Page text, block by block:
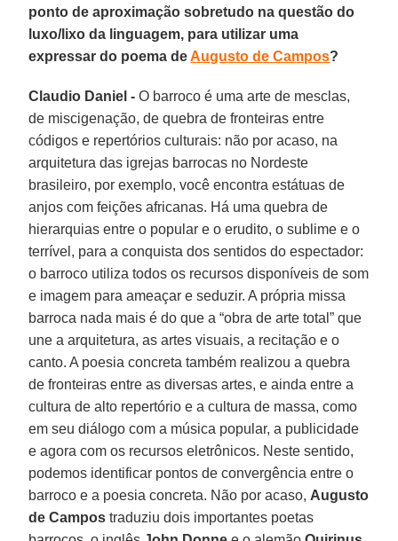
ponto de aproximação sobretudo na questão do
luxo/lixo da linguagem, para utilizar uma
expressar do poema deAugusto de Campos?
Claudio Daniel - O barroco é uma arte de mesclas,
de miscigenação, de quebra de fronteiras entre
códigos e repertórios culturais: não por acaso, na
arquitetura das igrejas barrocas no Nordeste
brasileiro, por exemplo, você encontra estátuas de
anjos com feições africanas. Há uma quebra de
hierarquias entre o popular e o erudito, o sublime e o
terrível, para a conquista dos sentidos do espectador:
o barroco utiliza todos os recursos disponíveis de som
e imagem para ameaçar e seduzir. A própria missa
barroca nada mais é do que a “obra de arte total” que
une a arquitetura, as artes visuais, a recitação e o
canto. A poesia concreta também realizou a quebra
de fronteiras entre as diversas artes, e ainda entre a
cultura de alto repertório e a cultura de massa, como
em seu diálogo com a música popular, a publicidade
e agora com os recursos eletrônicos. Neste sentido,
podemos identificar pontos de convergência entre o
barroco e a poesia concreta. Não por acaso, Augusto
de Campos traduziu dois importantes poetas